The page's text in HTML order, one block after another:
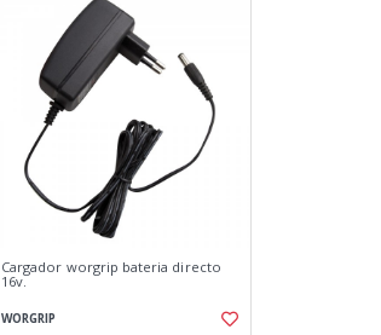
Cargador worgrip bateria directo
16v.
WORGRIP